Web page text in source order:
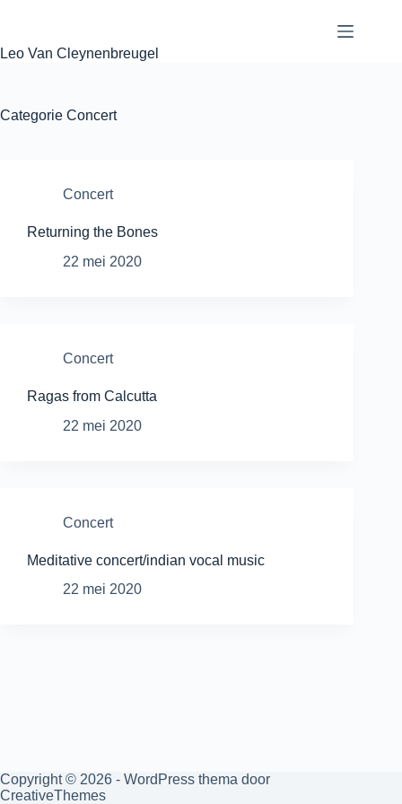
inhoud
Leo Van Cleynenbreugel
Categorie Concert
Concert
Returning the Bones
22 mei 2020
Concert
Ragas from Calcutta
22 mei 2020
Concert
Meditative concert/indian vocal music
22 mei 2020
Copyright © 2026 - WordPress thema door
CreativeThemes